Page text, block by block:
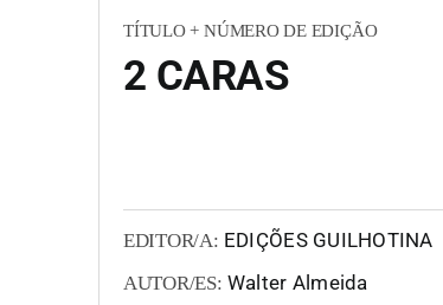
TÍTULO + NÚMERO DE EDIÇÃO
2 CARAS
EDITOR/A: EDIÇÕES GUILHOTINA
AUTOR/ES: Walter Almeida